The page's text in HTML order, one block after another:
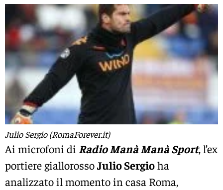
Julio Sergio (RomaForever.it)
Ai microfoni di Radio Manà Manà Sport, l’ex
portiere giallorossoJulio Sergioha
analizzato il momento in casa Roma,